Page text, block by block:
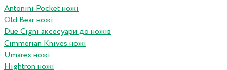
Antonini Pocket ножі
Old Bear ножі
Due Cigni аксесуари до ножів
Cimmerian Knives ножі
Umarex ножі
Hightron ножі